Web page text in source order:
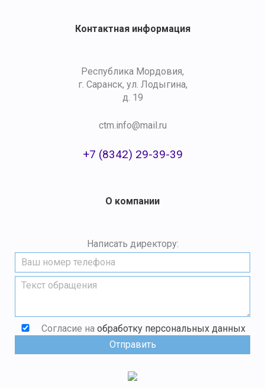
О компании
Написать директору:
Согласие на обработку персональных данных
Контактная информация
Республика Мордовия,
г. Саранск, ул. Лодыгина,
д. 19
ctm.info@mail.ru
+7 (8342) 29-39-39